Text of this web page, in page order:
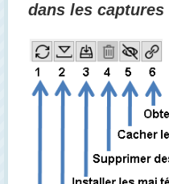
dans les